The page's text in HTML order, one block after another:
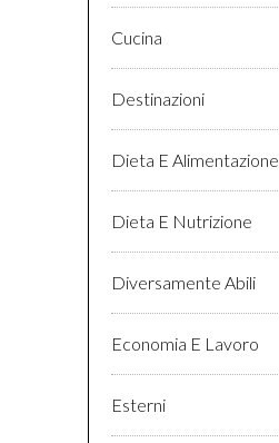
Cucina
Destinazioni
Dieta E Alimentazione
Dieta E Nutrizione
Diversamente Abili
Economia E Lavoro
Esterni